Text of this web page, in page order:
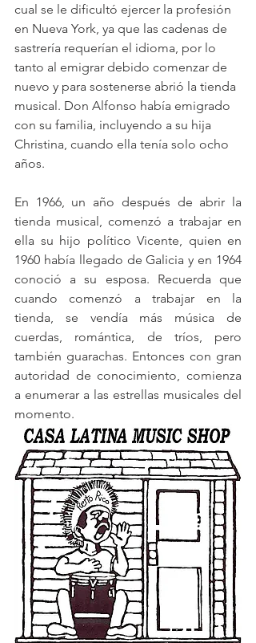
cual se le dificultó ejercer la profesión
en Nueva York, ya que las cadenas de
sastrería requerían el idioma, por lo
tanto al emigrar debido comenzar de
nuevo y para sostenerse abrió la tienda
musical. Don Alfonso había emigrado
con su familia, incluyendo a su hija
Christina, cuando ella tenía solo ocho
años.
En 1966, un año después de abrir la
tienda musical, comenzó a trabajar en
ella su hijo político Vicente, quien en
1960 había llegado de Galicia y en 1964
conoció a su esposa. Recuerda que
cuando comenzó a trabajar en la
tienda, se vendía más música de
cuerdas, romántica, de tríos, pero
también guarachas. Entonces con gran
autoridad de conocimiento, comienza
a enumerar a las estrellas musicales del
momento.